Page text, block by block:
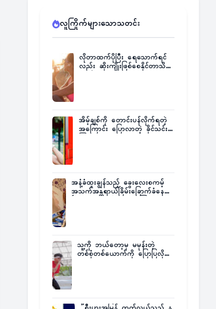
လူကြိုက်များသောသတင်း
လိုတာထက်ပိုပြီး ရေသောက်ရင်
လည်း ဆိုးကျိုးဖြစ်စေနိုင်တာသိရဲ့
အိမ့်ချစ်ကို တောင်းပန်လိုက်ရတဲ့
အကြောင်း ပြောလာတဲ့ ခိုင်သင်း
အနံ့ခံထူးချွန်သည့် ခွေးလေးစကမ့်
အသက်အန္တရာယ်ခြိမ်းခြောက်ခံနေရ
သူ့ကို ဘယ်တော့မှ မမုန်းတဲ့
တစ်စုံတစ်ယောက်ကို ပြောပြလိုက်